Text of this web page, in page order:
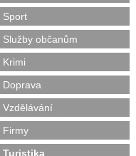
Sport
Služby občanům
Krimi
Doprava
Vzdělávání
Firmy
Turistika